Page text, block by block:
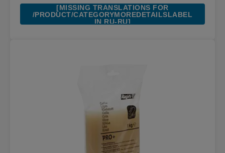
[MISSING TRANSLATIONS FOR
/PRODUCT/CATEGORYMOREDETAILSLABEL
IN RU-RU]